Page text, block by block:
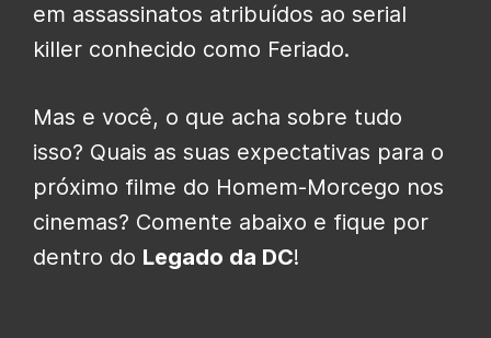
em assassinatos atribuídos ao serial
killer conhecido como Feriado.
Mas e você, o que acha sobre tudo
isso? Quais as suas expectativas para o
próximo filme do Homem-Morcego nos
cinemas? Comente abaixo e fique por
dentro do Legado da DC!